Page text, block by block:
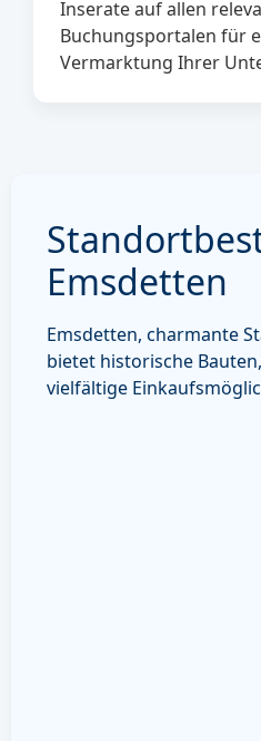
Inserate auf allen
Buchungsportalen für
Vermarktung Ihrer
Emsdetten
Emsdetten, charmante
bietet historische
vielfältige